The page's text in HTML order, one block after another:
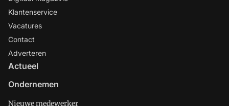
Klantenservice
Vacatures
Contact
Adverteren
Actueel
Ondernemen
Nieuwe medewerker